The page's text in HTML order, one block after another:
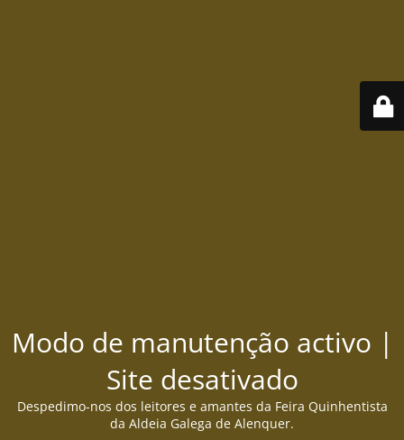
Modo de manutenção activo |
Site desativado
Despedimo-nos dos leitores e amantes da Feira Quinhentista
da Aldeia Galega de Alenquer.